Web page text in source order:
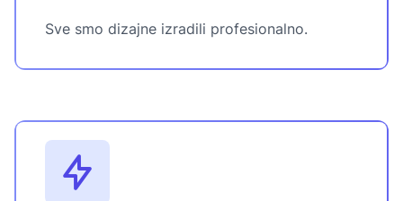
Sve smo dizajne izradili profesionalno.